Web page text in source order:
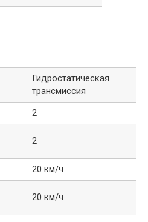
Гидростатическая
трансмиссия
2
2
20 км/ч
20 км/ч